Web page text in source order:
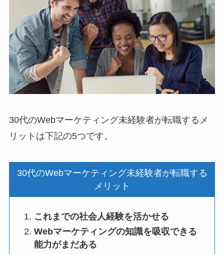
30代のWebマーケティング未経験者が転職するメ
リットは下記の5つです。
30代のWebマーケティング未経験者が転職する
メリット
これまでの社会人経験を活かせる
Webマーケティングの知識を吸収できる
能力がまだある